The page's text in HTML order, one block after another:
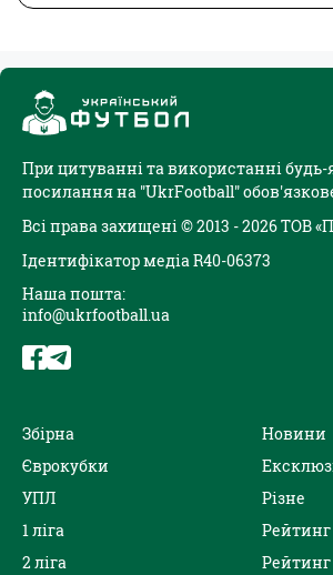
При цитуванні та використанні будь-
посилання на "UkrFootball"
Всі права захищені © 2013 - 2026 ТОВ
Ідентифікатор медіа R40-06373
Наша пошта:
info@ukrfootball.ua
Збірна
Єврокубки
УПЛ
1 ліга
2 ліга
Новини
Різне
Рейтинг